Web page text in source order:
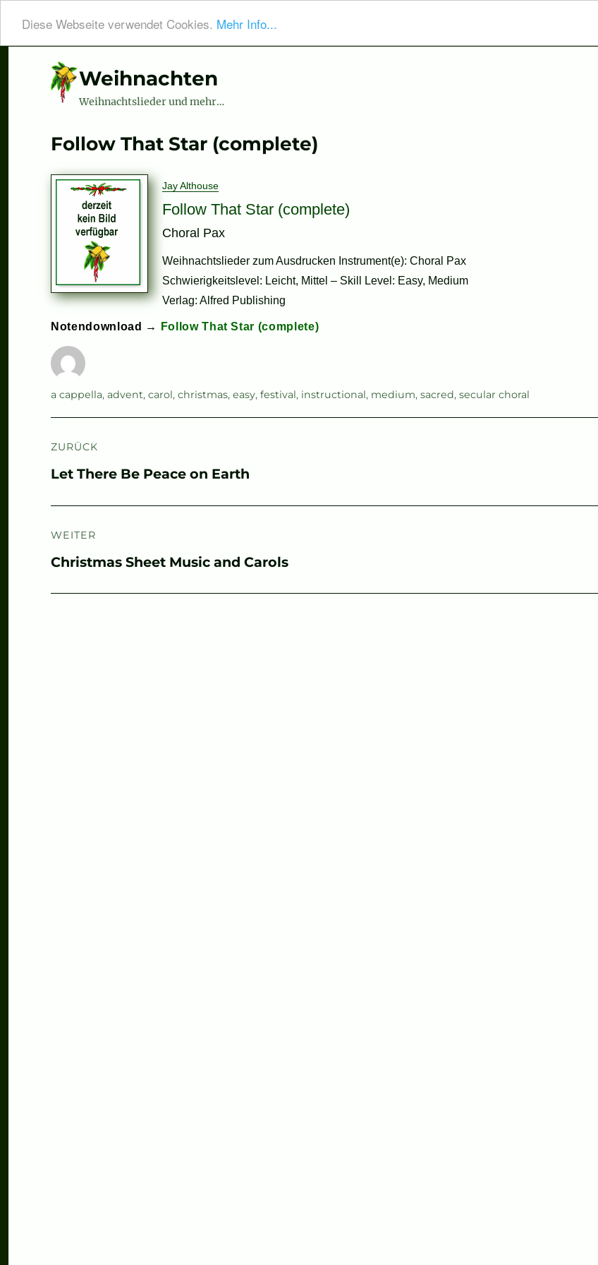
Diese Webseite verwendet Cookies. Mehr Info...
Weihnachten
Weihnachtslieder und mehr…
Follow That Star (complete)
Jay Althouse
Follow That Star (complete)
Choral Pax
Weihnachtslieder zum Ausdrucken Instrument(e): Choral Pax
Schwierigkeitslevel: Leicht, Mittel – Skill Level: Easy, Medium
Verlag: Alfred Publishing
Notendownload → Follow That Star (complete)
Autor
Schlagwörter
a cappella, advent, carol, christmas, easy, festival, instructional, medium, sacred, secular choral
ZURÜCK
Vorheriger
Let There Be Peace on Earth
WEITER
Nächster
Christmas Sheet Music and Carols